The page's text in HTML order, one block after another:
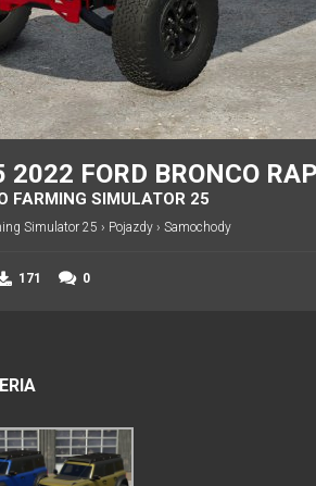
2022 FORD BRONCO
FARMING SIMULATOR 25
Simulator 25 › Pojazdy › Samochody
171 0